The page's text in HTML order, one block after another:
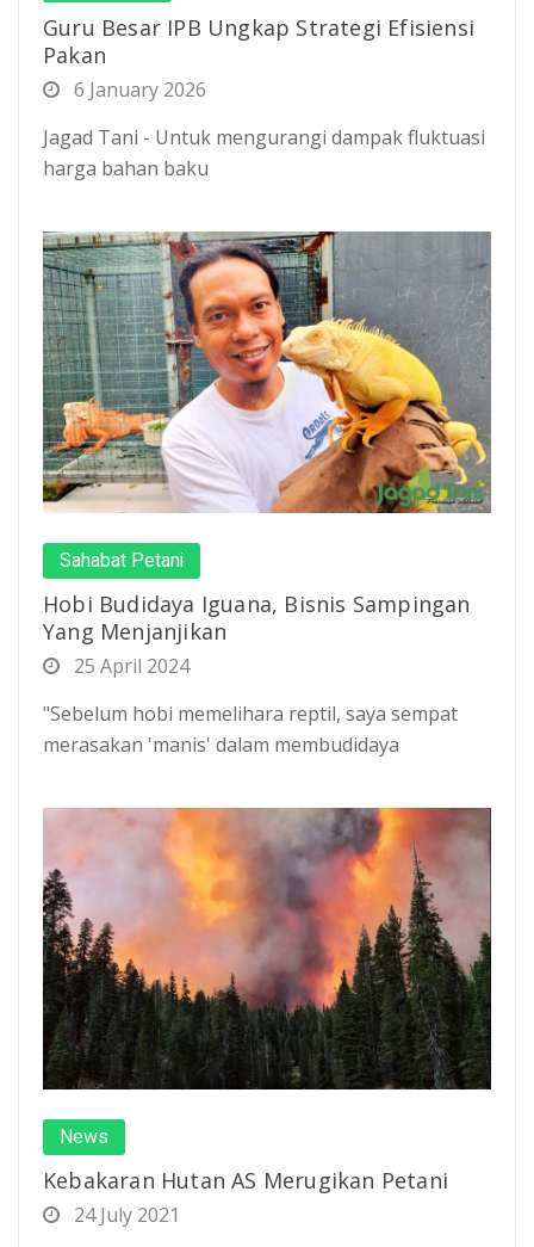
Guru Besar IPB Ungkap Strategi Efisiensi
Pakan
6 January 2026
Jagad Tani - Untuk mengurangi dampak fluktuasi
harga bahan baku
Sahabat Petani
Hobi Budidaya Iguana, Bisnis Sampingan
Yang Menjanjikan
25 April 2024
"Sebelum hobi memelihara reptil, saya sempat
merasakan 'manis' dalam membudidaya
News
Kebakaran Hutan AS Merugikan Petani
24 July 2021